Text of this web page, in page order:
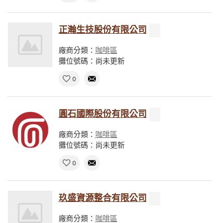
正瀚生技股份有限公司
廠商分類： 咖啡區
攤位號碼：尚未更新
0
圓石國際股份有限公司
廠商分類： 咖啡區
攤位號碼：尚未更新
0
玖盛資源整合有限公司
廠商分類： 咖啡區